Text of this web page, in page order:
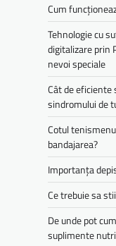
Cum
Tehnologie cu
digitalizare prin
nevoi speciale
Cât de
sindromului de
Cotul
bandajarea?
Importanța
Ce trebuie sa
De unde pot
suplimente